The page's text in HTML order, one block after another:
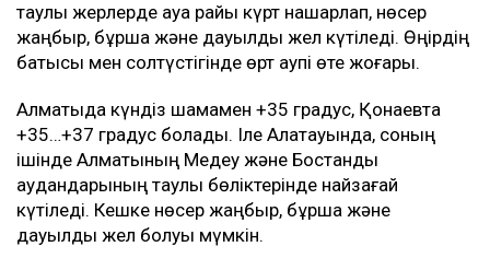
таулы жерлерде ауа райы күрт нашарлап, нөсер
жаңбыр, бұршақ және дауылды жел күтіледі. Өңірдің
батысы мен солтүстігінде өрт қаупі өте жоғары.
Алматыда күндіз шамамен +35 градус, Қонаевта
+35…+37 градус болады. Іле Алатауында, соның
ішінде Алматының Медеу және Бостандық
аудандарының таулы бөліктерінде найзағай
күтіледі. Кешке нөсер жаңбыр, бұршақ және
дауылды жел болуы мүмкін.